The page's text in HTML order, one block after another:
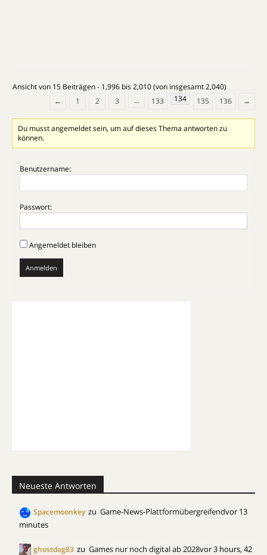
Ansicht von 15 Beiträgen - 1,996 bis 2,010 (von insgesamt 2,040)
←
1 2 3 … 133 134 135 136 →
Du musst angemeldet sein, um auf dieses Thema antworten zu
können.
Benutzername:
Passwort:
Angemeldet bleiben
Anmelden
Neueste Antworten
Spacemoonkey zu Game-News-Plattformübergreifendvor 13
minutes
ghostdog83 zu Games nur noch digital ab 2028vor 3 hours, 42